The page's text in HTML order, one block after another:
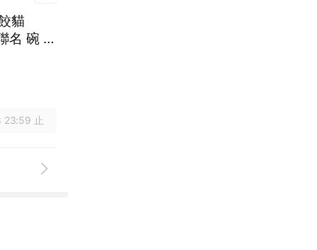
貓
名 碗 餐
止